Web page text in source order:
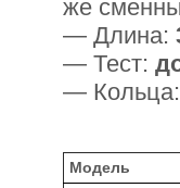
же
— Длина:
— Тест:
—
Модель